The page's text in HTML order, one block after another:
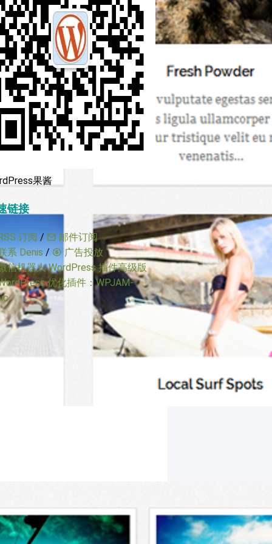
果酱
链接
订阅 /
邮件订阅
系 Denis /
广告投放
信机器人 WordPress 插件高级版
优化插件：WPJAM-